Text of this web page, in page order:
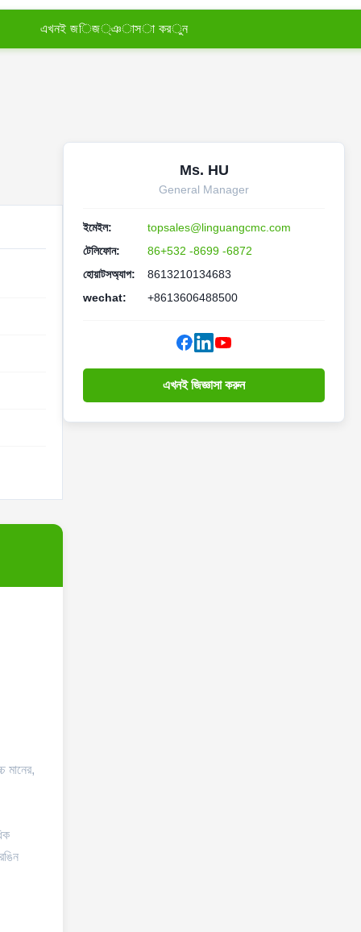
এখনই জিজ্ঞাসা করুন
মানের,
Ms. HU
General Manager
ইমেইল:
topsales@linguangcmc.com
টেলিফোন:
86+532 -8699 -6872
হোয়াটসঅ্যাপ:
8613210134683
wechat:
+8613606488500
এখনই জিজ্ঞাসা করুন